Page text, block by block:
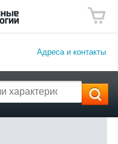
Адреса и контакты